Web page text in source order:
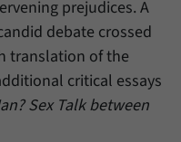
prejudices. A
debate crossed
translation of the
critical essays
Sex Talk between